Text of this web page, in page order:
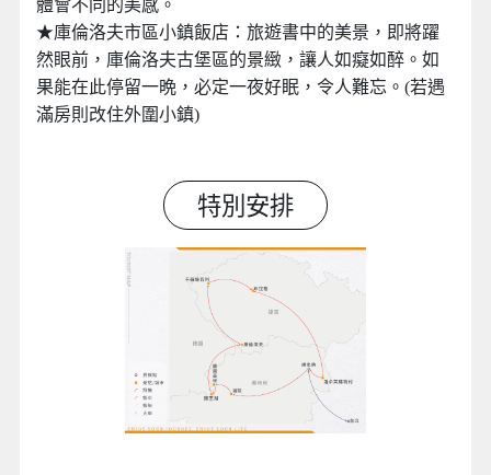
體會不同的美感。
★庫倫洛夫市區小鎮飯店：旅遊書中的美景，即將躍
然眼前，庫倫洛夫古堡區的景緻，讓人如癡如醉。如
果能在此停留一晩，必定一夜好眠，令人難忘。(若遇
滿房則改住外圍小鎮)
特別安排